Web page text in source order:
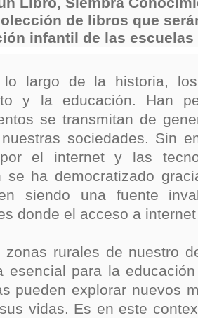
Regionetnoticias / Villarrica avanza
Regionetnoticias / Alcaldía de
calle San Juan de Dios del Centro
Regionetnoticias / Pereira avanza
Regionetnoticias / Estas son las
Regionetnoticias / Gobernación de
ecoeficientes en Marquetalia
terrestre para la posesión
Regionetnoticias / Las ayudas
de libros que
infantil de las
lo largo de la historia,
y la educación. Han
se transmitan de
sociedades. Sin
el internet y las
se ha democratizado
siendo una fuente
donde el acceso a
zonas rurales de nuestro
esencial para la
pueden explorar nuevos
vidas. Es en este